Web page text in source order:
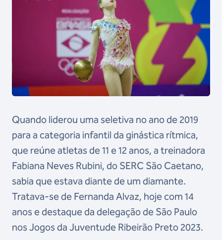
Quando liderou uma seletiva no ano de 2019
para a categoria infantil da ginástica rítmica,
que reúne atletas de 11 e 12 anos, a treinadora
Fabiana Neves Rubini, do SERC São Caetano,
sabia que estava diante de um diamante.
Tratava-se de Fernanda Alvaz, hoje com 14
anos e destaque da delegação de São Paulo
nos Jogos da Juventude Ribeirão Preto 2023.